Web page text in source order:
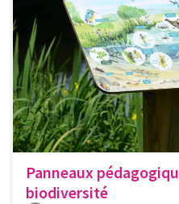
Panneaux
biodiversité